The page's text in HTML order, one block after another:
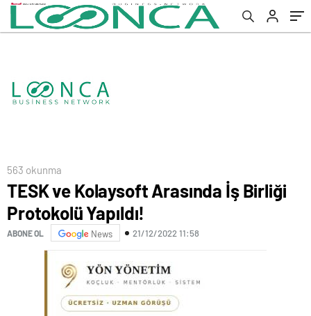
563 okunma
TESK ve Kolaysoft Arasında İş Birliği
Protokolü Yapıldı!
ABONE OL News 21/12/2022 11:58